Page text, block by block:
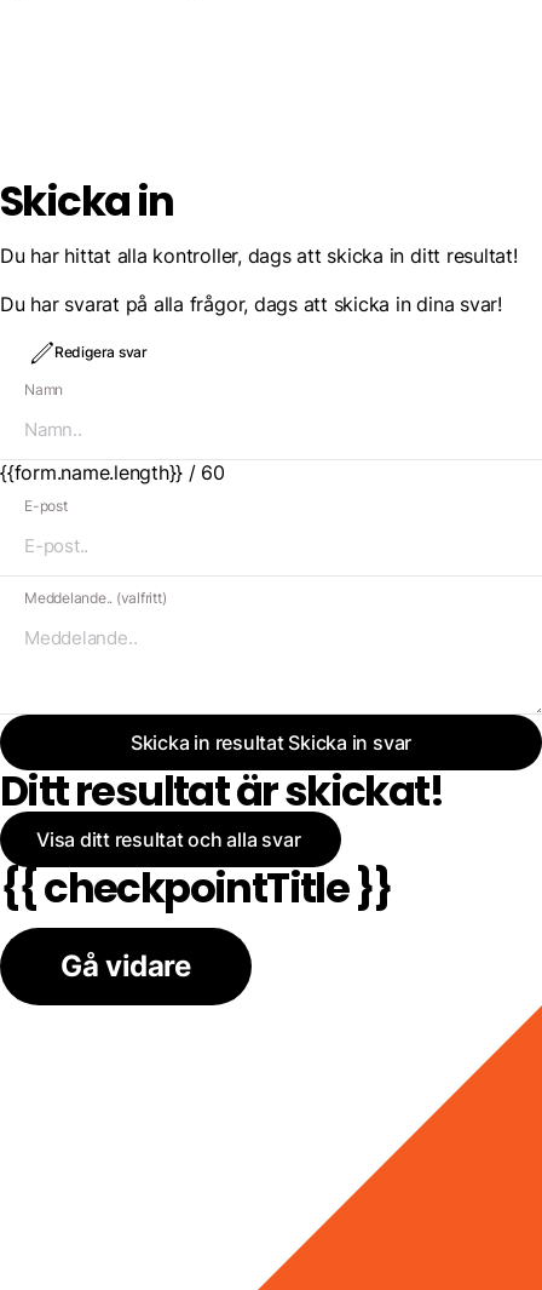
Skicka in
Du har hittat alla kontroller, dags att skicka in ditt resultat!
Du har svarat på alla frågor, dags att skicka in dina svar!
Redigera svar
Namn
{{form.name.length}} / 60
E-post
Meddelande.. (valfritt)
Skicka in resultat Skicka in svar
Ditt resultat är skickat!
Visa ditt resultat och alla svar
{{ checkpointTitle }}
Gå vidare